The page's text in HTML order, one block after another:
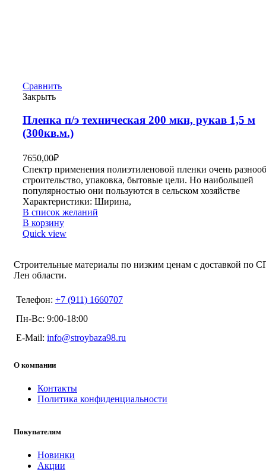
Сравнить
Закрыть
Пленка п/э техническая 200 мкн, рукав 1,5 м
(300кв.м.)
7650,00₽
Спектр применения полиэтиленовой пленки очень
строительство, упаковка, бытовые цели. Но наибольшей
популярностью они пользуются в сельском хозяйстве
Характеристики: Ширина,
В список желаний
В корзину
Quick view
Строительные материалы по низким ценам с доставкой по
Лен области.
Телефон: +7 (911) 1660707
Пн-Вс: 9:00-18:00
E-Mail: info@stroybaza98.ru
О компании
Контакты
Политика конфиденциальности
Покупателям
Новинки
Акции